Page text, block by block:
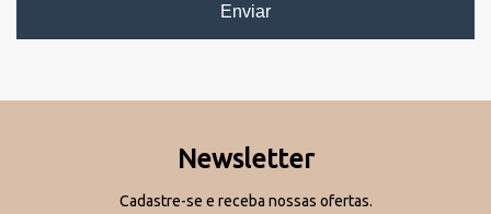
Enviar
Newsletter
Cadastre-se e receba nossas ofertas.